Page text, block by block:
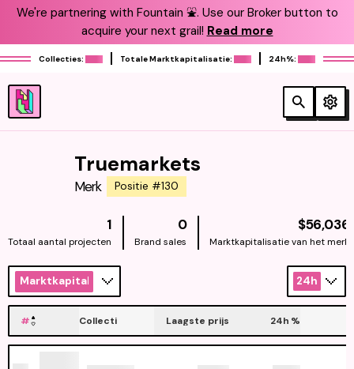
We're partnering with Fountain ⛲️. Use our Broker button to
acquire your next grail! Read more
Collecties: Totale Marktkapitalisatie: 24h%:
Truemarkets
Merk Positie #130
1
Totaal aantal projecten
0
Brand sales
$56,036
Marktkapitalisatie van het merk
Marktkapitalisatie 24h
# Collecti Laagste prijs 24h %